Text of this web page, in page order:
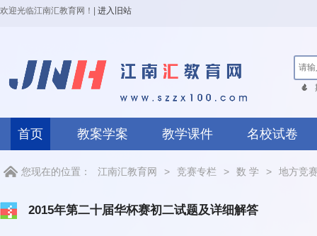
欢迎光临江南汇教育网！ 进入旧站
首页 教案学案 教学课件 名校试卷
您现在的位置： 江南汇教育网 > 竞赛专栏 > 数 学 > 地方竞
2015年第二十届华杯赛初二试题及详细解答